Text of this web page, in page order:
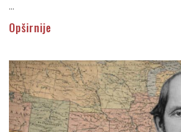
...
Opširnije